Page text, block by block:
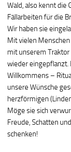
Wald, also kennt die
Fällarbeiten für die
Wir haben sie
Mit vielen
mit unserem
wieder eingepflanzt.
Willkommens –
unsere Wünsche
herzförmigen
Möge sie sich
Freude, Schatten
schenken!